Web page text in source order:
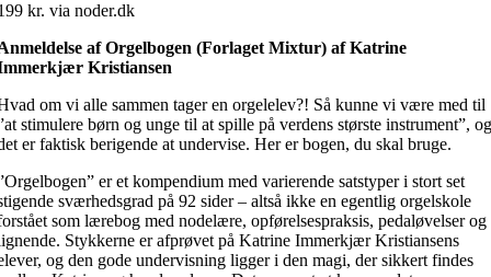
kr. via noder.dk
af Orgelbogen (Forlaget Mixtur) af Katrine
Kristiansen
om vi alle sammen tager en orgelelev?! Så kunne vi være med til
stimulere børn og unge til at spille på verdens største instrument”,
er faktisk berigende at undervise. Her er bogen, du skal bruge.
er et kompendium med varierende satstyper i stort set
sværhedsgrad på 92 sider – altså ikke en egentlig orgelskole
som lærebog med nodelære, opførelsespraksis, pedaløvelser og
Stykkerne er afprøvet på Katrine Immerkjær Kristiansens
og den gode undervisning ligger i den magi, der sikkert findes